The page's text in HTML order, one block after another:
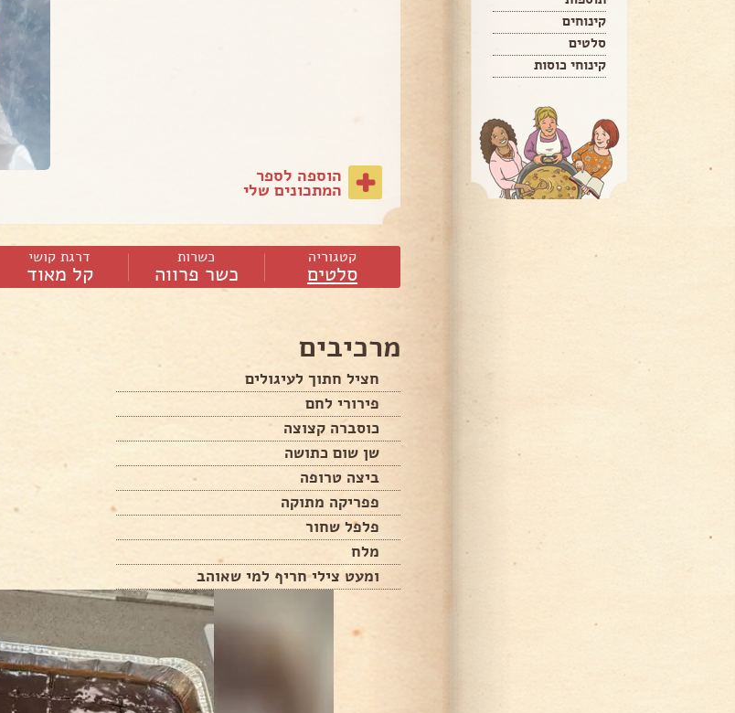
קינוחים
סלטים
קינוחי כוסות
הוספה לספר
המתכונים שלי
קטגוריה
סלטים
כשרות
כשר פרווה
דרגת קושי
קל מאוד
מרכיבים
חציל חתוך לעיגולים
פירורי לחם
כוסברה קצוצה
שן שום כתושה
ביצה טרופה
פפריקה מתוקה
פלפל שחור
מלח
ומעט צילי חריף למי שאוהב